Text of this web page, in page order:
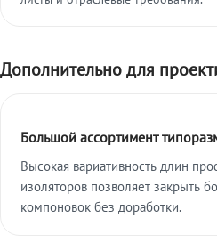
Дополнительно для
Большой ассортимент
Высокая вариативность длин
изоляторов позволяет закрыть
компоновок без доработки.